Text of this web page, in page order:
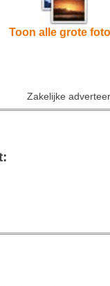
Toon alle grote
Zakelijke